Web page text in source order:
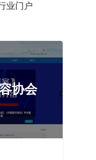
业门户
协会